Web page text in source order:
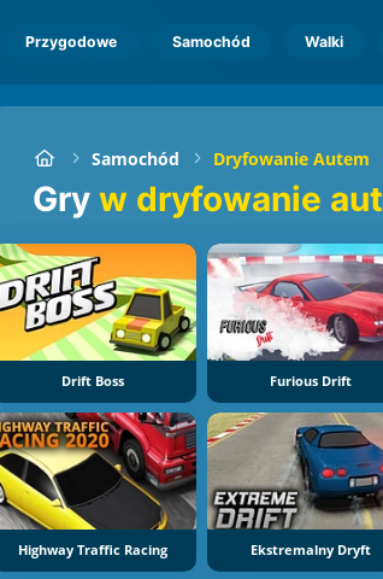
Przygodowe Samochód Walki
Samochód Dryfowanie Autem
Gryw dryfowanie
Drift Boss Furious Drift
Highway Traffic Racing Ekstremalny Dryft